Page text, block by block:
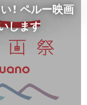
！ ペルー映画
します